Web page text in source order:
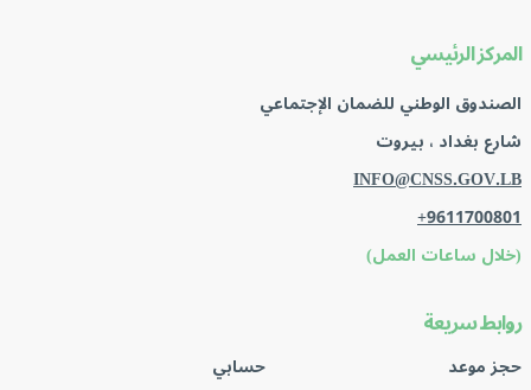
المركز الرئيسي
الصندوق الوطني للضمان الإجتماعي
شارع بغداد ، بيروت
INFO@CNSS.GOV.LB
+9611700801
(خلال ساعات العمل)
روابط سريعة
حجز موعد حسابي